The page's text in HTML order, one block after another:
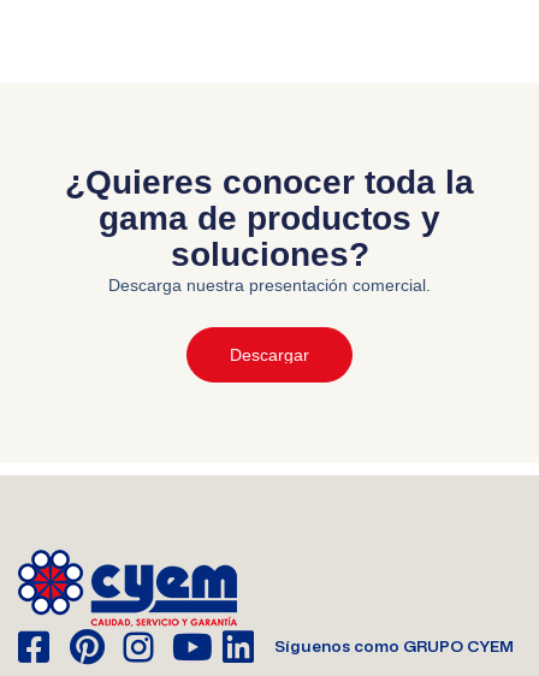
¿Quieres conocer toda la
gama de productos y
soluciones?
Descarga nuestra presentación comercial.
Descargar
Síguenos como GRUPO CYEM